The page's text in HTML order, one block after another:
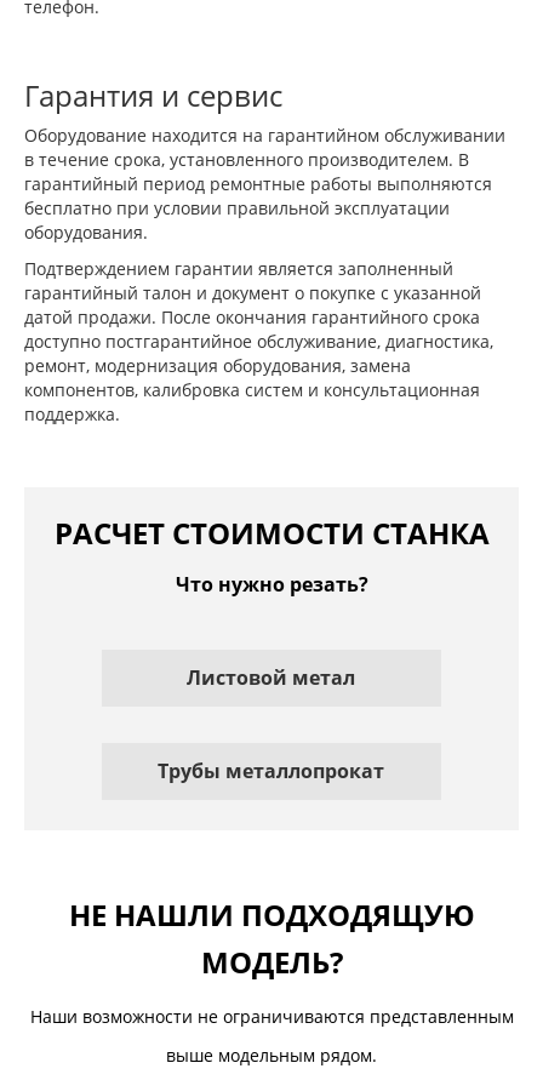
телефон.
Гарантия и сервис
Оборудование находится на гарантийном обслуживании
в течение срока, установленного производителем. В
гарантийный период ремонтные работы выполняются
бесплатно при условии правильной эксплуатации
оборудования.
Подтверждением гарантии является заполненный
гарантийный талон и документ о покупке с указанной
датой продажи. После окончания гарантийного срока
доступно постгарантийное обслуживание, диагностика,
ремонт, модернизация оборудования, замена
компонентов, калибровка систем и консультационная
поддержка.
РАСЧЕТ СТОИМОСТИ СТАНКА
Что нужно резать?
Листовой метал
Трубы металлопрокат
НЕ НАШЛИ ПОДХОДЯЩУЮ
МОДЕЛЬ?
Наши возможности не ограничиваются представленным
выше модельным рядом.